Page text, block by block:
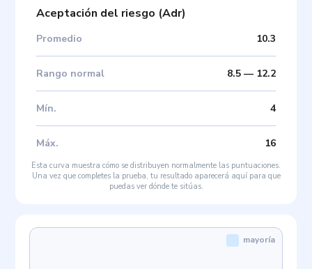
Aceptación del riesgo (Adr)
Promedio 10.3
Rango normal 8.5— 12.2
Mín. 4
Máx. 16
Esta curva muestra cómo se distribuyen normalmente las puntuaciones.
Una vez que completes la prueba, tu resultado aparecerá aquí para que
puedas ver dónde te sitúas.
mayoría